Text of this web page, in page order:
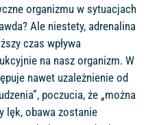
organizmu w sytuacjach
Ale niestety, adrenalina
czas wpływa
na nasz organizm. W
nawet uzależnienie od
poczucia, że „można
lęk, obawa zostanie